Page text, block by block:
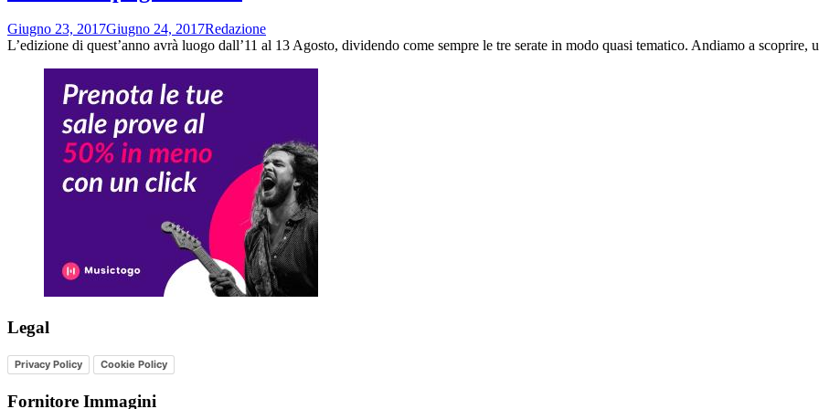
Giugno 23, 2017Giugno 24, 2017Redazione
L’edizione di quest’anno avrà luogo dall’11 al 13 Agosto, dividendo come sempre le tre serate in modo quasi tematico. Andiamo a scoprire,
Legal
Privacy Policy Cookie Policy
Fornitore Immagini